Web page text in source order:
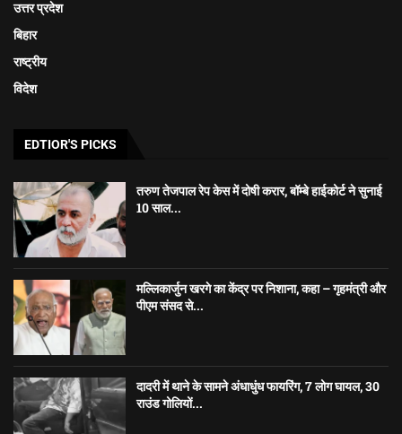
उत्तर प्रदेश
बिहार
राष्ट्रीय
विदेश
EDTIOR'S PICKS
तरुण तेजपाल रेप केस में दोषी करार, बॉम्बे हाईकोर्ट ने सुनाई
10 साल...
मल्लिकार्जुन खरगे का केंद्र पर निशाना, कहा – गृहमंत्री और
पीएम संसद से...
दादरी में थाने के सामने अंधाधुंध फायरिंग, 7 लोग घायल, 30
राउंड गोलियों...